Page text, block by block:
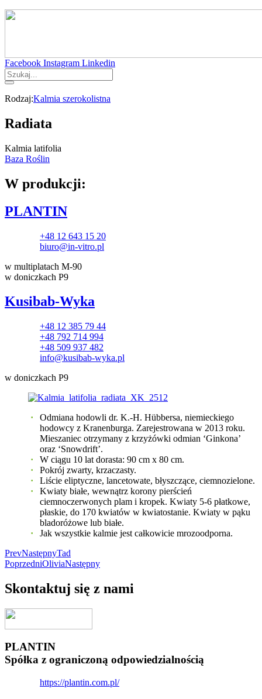
Facebook Instagram Linkedin
Rodzaj:Kalmia szerokolistna
Radiata
Kalmia latifolia
Baza Roślin
W produkcji:
PLANTIN
+48 12 643 15 20
biuro@in-vitro.pl
w multiplatach M-90
w doniczkach P9
Kusibab-Wyka
+48 12 385 79 44
+48 792 714 994
+48 509 937 482
info@kusibab-wyka.pl
w doniczkach P9
Odmiana hodowli dr. K.-H. Hübbersa, niemieckiego
hodowcy z Kranenburga. Zarejestrowana w 2013 roku.
Mieszaniec otrzymany z krzyżówki odmian ‘Ginkona’
oraz ‘Snowdrift’.
W ciągu 10 lat dorasta: 90 cm x 80 cm.
Pokrój zwarty, krzaczasty.
Liście eliptyczne, lancetowate, błyszczące, ciemnozielone.
Kwiaty białe, wewnątrz korony pierścień
ciemnoczerwonych plam i kropek. Kwiaty 5-6 płatkowe,
płaskie, do 170 kwiatów w kwiatostanie. Kwiaty w pąku
bladoróżowe lub białe.
Jak wszystkie kalmie jest całkowicie mrozoodporna.
PrevNastępnyTad
PoprzedniOliviaNastępny
Skontaktuj się z nami
PLANTIN
Spółka z ograniczoną odpowiedzialnością
https://plantin.com.pl/